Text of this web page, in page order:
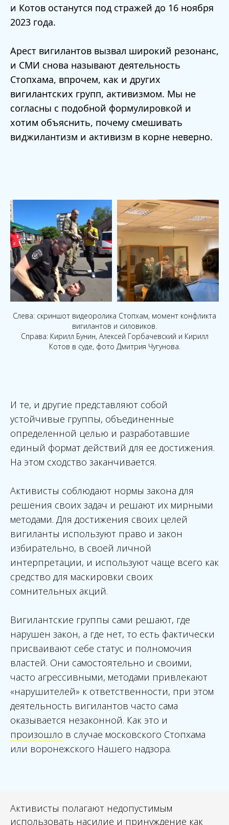
и Котов останутся под стражей до 16 ноября
2023 года.
Арест вигилантов вызвал широкий резонанс,
и СМИ снова называют деятельность
Стопхама, впрочем, как и других
вигилантских групп, активизмом. Мы не
согласны с подобной формулировкой и
хотим объяснить, почему смешивать
виджилантизм и активизм в корне неверно.
Слева: скриншот видеоролика Стопхам, момент конфликта
вигилантов и силовиков.
Справа: Кирилл Бунин, Алексей Горбачевский и Кирилл
Котов в суде, фото Дмитрия Чугунова.
И те, и другие представляют собой
устойчивые группы, объединенные
определенной целью и разработавшие
единый формат действий для ее достижения.
На этом сходство заканчивается.
Активисты соблюдают нормы закона для
решения своих задач и решают их мирными
методами. Для достижения своих целей
вигиланты используют право и закон
избирательно, в своей личной
интерпретации, и используют чаще всего как
средство для маскировки своих
сомнительных акций.
Вигилантские группы сами решают, где
нарушен закон, а где нет, то есть фактически
присваивают себе статус и полномочия
властей. Они самостоятельно и своими,
часто агрессивными, методами привлекают
«нарушителей» к ответственности, при этом
деятельность вигилантов часто сама
оказывается незаконной. Как это и
произошло в случае московского Стопхама
или воронежского Нашего надзора.
Активисты полагают недопустимым
использовать насилие и принуждение как